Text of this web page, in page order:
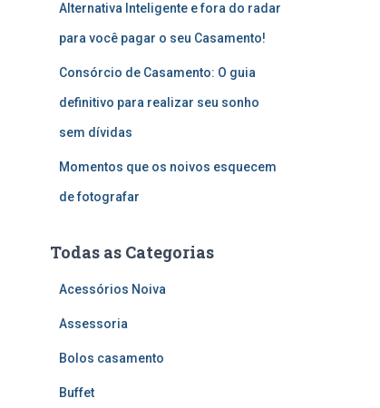
Alternativa Inteligente e fora do radar
para você pagar o seu Casamento!
Consórcio de Casamento: O guia
definitivo para realizar seu sonho
sem dívidas
Momentos que os noivos esquecem
de fotografar
Todas as Categorias
Acessórios Noiva
Assessoria
Bolos casamento
Buffet